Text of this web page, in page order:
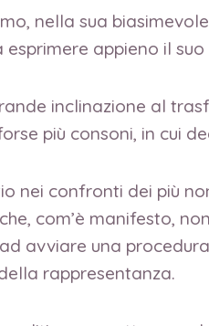
nella sua
esprimere appieno il
inclinazione al
più consoni, in cui
nei confronti dei più
com’è manifesto,
avviare una
rappresentanza.